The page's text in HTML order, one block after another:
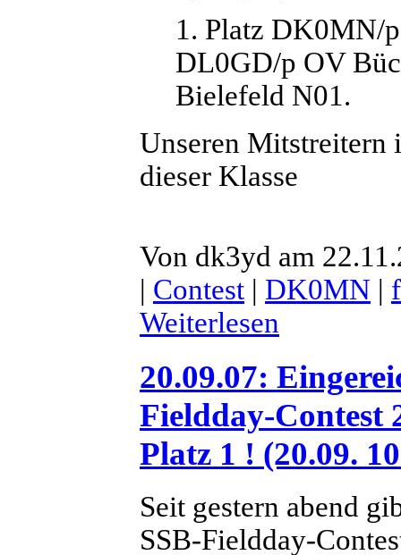
1. Platz DK0MN/
DL0GD/p OV
Bielefeld N01.
Unseren
dieser Klasse
Von dk3yd am
| Contest | DK0MN |
Weiterlesen
20.09.07:
Fieldday-Contest
Platz 1 ! (20.09.
Seit gestern abend
SSB-Fieldday-